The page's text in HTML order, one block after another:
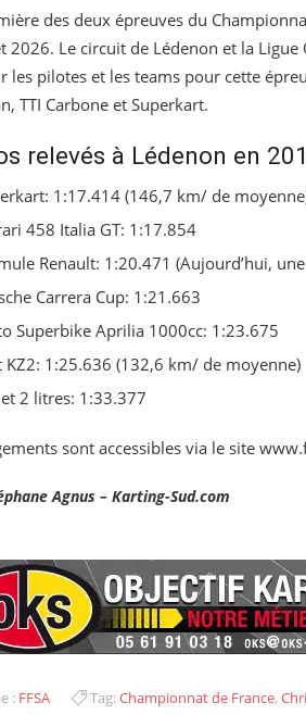
des deux épreuves du
2026. Le circuit de Lédenon et la
les pilotes et les teams pour cette
TTI Carbone et Superkart.
relevés à Lédenon en
1:17.414 (146,7 km/ de
458 Italia GT: 1:17.854
Renault: 1:20.471 (Aujourd’hui,
Carrera Cup: 1:21.663
Superbike Aprilia 1000cc: 1:23.675
KZ2: 1:25.636 (132,6 km/ de moyenne)
2 litres: 1:33.377
sont accessibles via le site
Agnus – Karting-Sud.com
: FFSA Tag:Championnat de France,